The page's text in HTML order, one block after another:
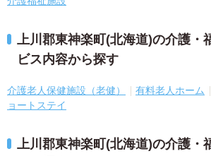
上川郡東神楽町(北海道)の介護・
ビス内容から探す
介護老人保健施設（老健） 有料老人ホーム
ョートステイ
上川郡東神楽町(北海道)の介護・